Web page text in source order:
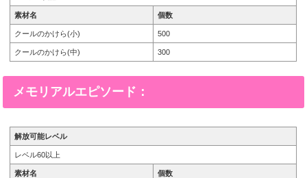
素材名 個数
クールのかけら(小) 500
クールのかけら(中) 300
メモリアルエピソード：
解放可能レベル
レベル60以上
素材名 個数